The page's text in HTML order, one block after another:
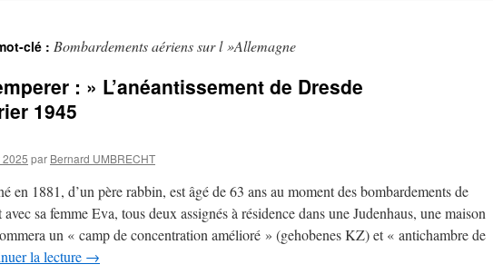
clé : Bombardements aériens sur l »Allemagne
: » L’anéantissement de Dresde
1945
2025 par Bernard UMBRECHT
en 1881, d’un père rabbin, est âgé de 63 ans au moment des bombardements de
sa femme Eva, tous deux assignés à résidence dans une Judenhaus, une maison
un « camp de concentration amélioré » (gehobenes KZ) et « antichambre de
la lecture →